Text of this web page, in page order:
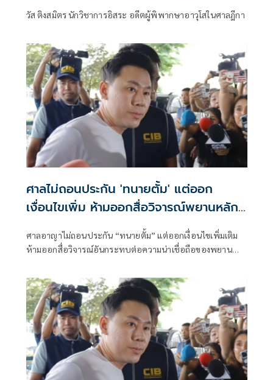
วัส ติงสมิตร นักวิชาการอิสระ อดีตผู้พิพากษาอาวุโสในศาลฎีกา
ศาลไม่ถอนประกัน 'ทนายตั้ม' แต่ออก
เงื่อนไขเพิ่ม ห้ามออกสื่อวิจารณ์พยานหลัก
ศาลอาญาไม่ถอนประกัน “ทนายตั้ม” แต่ออกเงื่อนไขเพิ่มเติม
ห้ามออกสื่อวิจารณ์อันกระทบต่อความน่าเชื่อถือของพยาน